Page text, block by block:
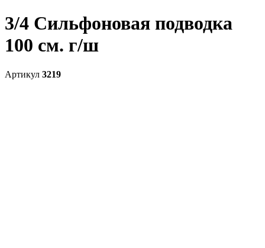
3/4 Сильфоновая подводка
100 см. г/ш
Артикул 3219